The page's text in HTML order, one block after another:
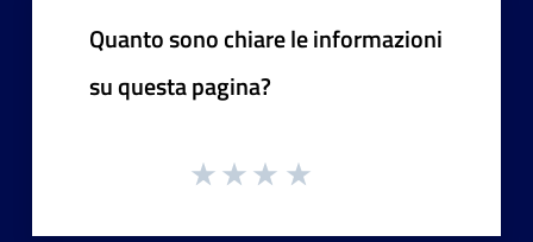
Quanto sono chiare le informazioni
su questa pagina?